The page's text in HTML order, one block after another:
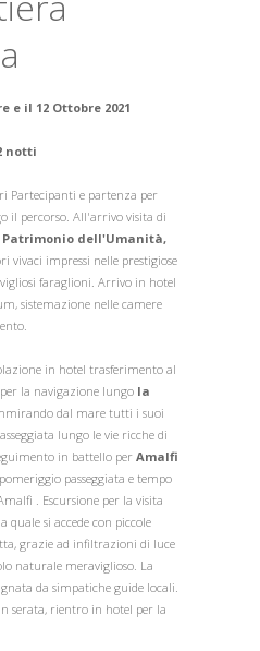
e il 12 Ottobre 2021
notti
Partecipanti e partenza per
il percorso. All'arrivo visita di
dell'Umanità,
vivaci impressi nelle prestigiose
faraglioni. Arrivo in hotel
sistemazione nelle camere
in hotel trasferimento al
la navigazione lungo la
dal mare tutti i suoi
lungo le vie ricche di
in battello per Amalfi
passeggiata e tempo
. Escursione per la visita
quale si accede con piccole
grazie ad infiltrazioni di luce
naturale meraviglioso. La
da simpatiche guide locali.
serata, rientro in hotel per la